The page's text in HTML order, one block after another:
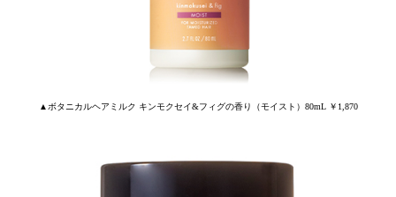
▲ボタニカルヘアミルク キンモクセイ&フィグの香り（モイスト）80mL ￥1,870